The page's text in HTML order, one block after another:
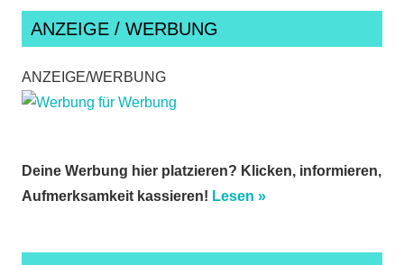
ANZEIGE / WERBUNG
ANZEIGE/WERBUNG
Deine Werbung hier platzieren? Klicken, informieren,
Aufmerksamkeit kassieren! Lesen »